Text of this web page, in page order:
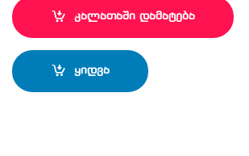
კალათაში დამატება
ყიდვა